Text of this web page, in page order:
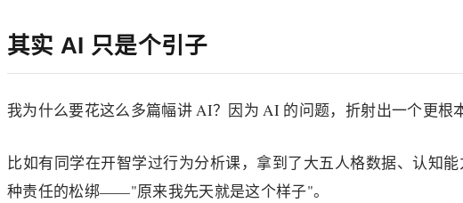
其实 AI 只是个引子
我为什么要花这么多篇幅讲 AI？因为 AI 的问题，折射出一个更根
比如有同学在开智学过行为分析课，拿到了大五人格数据、认
种责任的松绑——"原来我先天就是这个样子"。